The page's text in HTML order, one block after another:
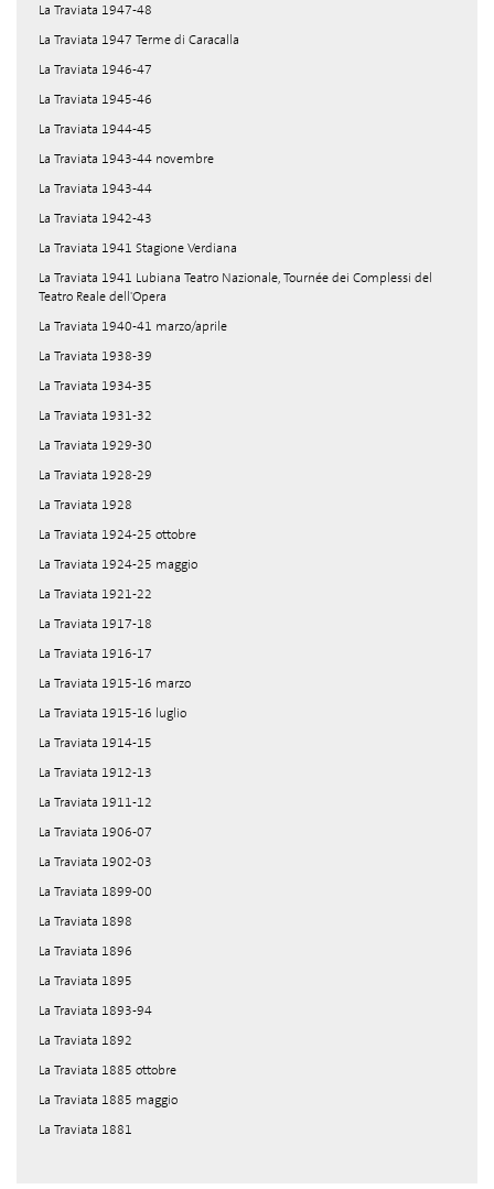
La Traviata 1947-48
La Traviata 1947 Terme di Caracalla
La Traviata 1946-47
La Traviata 1945-46
La Traviata 1944-45
La Traviata 1943-44 novembre
La Traviata 1943-44
La Traviata 1942-43
La Traviata 1941 Stagione Verdiana
La Traviata 1941 Lubiana Teatro Nazionale, Tournée dei Complessi del
Teatro Reale dell'Opera
La Traviata 1940-41 marzo/aprile
La Traviata 1938-39
La Traviata 1934-35
La Traviata 1931-32
La Traviata 1929-30
La Traviata 1928-29
La Traviata 1928
La Traviata 1924-25 ottobre
La Traviata 1924-25 maggio
La Traviata 1921-22
La Traviata 1917-18
La Traviata 1916-17
La Traviata 1915-16 marzo
La Traviata 1915-16 luglio
La Traviata 1914-15
La Traviata 1912-13
La Traviata 1911-12
La Traviata 1906-07
La Traviata 1902-03
La Traviata 1899-00
La Traviata 1898
La Traviata 1896
La Traviata 1895
La Traviata 1893-94
La Traviata 1892
La Traviata 1885 ottobre
La Traviata 1885 maggio
La Traviata 1881